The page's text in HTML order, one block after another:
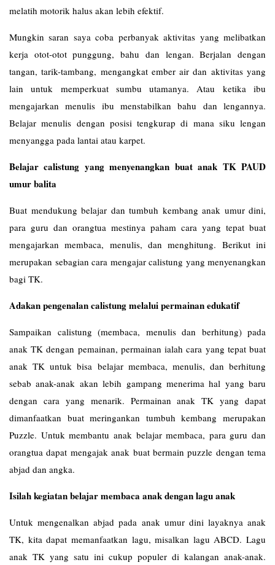
melatih motorik halus akan lebih efektif.
Mungkin saran saya coba perbanyak aktivitas yang melibatkan
kerja otot-otot punggung, bahu dan lengan. Berjalan dengan
tangan, tarik-tambang, mengangkat ember air dan aktivitas yang
lain untuk memperkuat sumbu utamanya. Atau ketika ibu
mengajarkan menulis ibu menstabilkan bahu dan lengannya.
Belajar menulis dengan posisi tengkurap di mana siku lengan
menyangga pada lantai atau karpet.
Belajar calistung yang menyenangkan buat anak TK PAUD
umur balita
Buat mendukung belajar dan tumbuh kembang anak umur dini,
para guru dan orangtua mestinya paham cara yang tepat buat
mengajarkan membaca, menulis, dan menghitung. Berikut ini
merupakan sebagian cara mengajar calistung yang menyenangkan
bagi TK.
Adakan pengenalan calistung melalui permainan edukatif
Sampaikan calistung (membaca, menulis dan berhitung) pada
anak TK dengan pemainan, permainan ialah cara yang tepat buat
anak TK untuk bisa belajar membaca, menulis, dan berhitung
sebab anak-anak akan lebih gampang menerima hal yang baru
dengan cara yang menarik. Permainan anak TK yang dapat
dimanfaatkan buat meringankan tumbuh kembang merupakan
Puzzle. Untuk membantu anak belajar membaca, para guru dan
orangtua dapat mengajak anak buat bermain puzzle dengan tema
abjad dan angka.
Isilah kegiatan belajar membaca anak dengan lagu anak
Untuk mengenalkan abjad pada anak umur dini layaknya anak
TK, kita dapat memanfaatkan lagu, misalkan lagu ABCD. Lagu
anak TK yang satu ini cukup populer di kalangan anak-anak.